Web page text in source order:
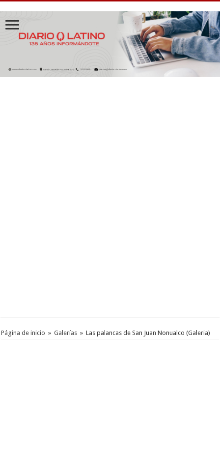
Página de inicio » Galerías » Las palancas de San Juan Nonualco (Galeria)